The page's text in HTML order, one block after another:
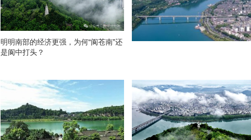
明明南部的经济更强，为何“阆苍南”还
是阆中打头？